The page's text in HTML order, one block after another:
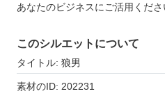
あなたのビジネスにご活用くださ
このシルエットについて
タイトル: 狼男
素材のID: 202231